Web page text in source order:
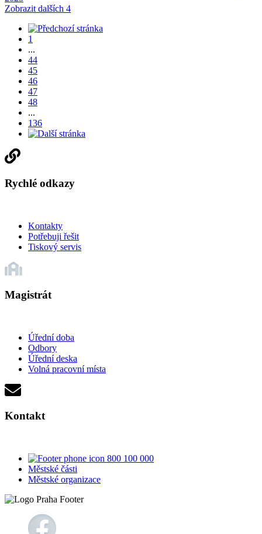
Zobrazit dalších 4
1
...
44
45
46
47
48
...
136
Rychlé odkazy
Kontakty
Potřebuji řešit
Tiskový servis
Magistrát
Úřední doba
Odbory
Úřední deska
Volná pracovní místa
Kontakt
800 100 000
Městské části
Městské organizace